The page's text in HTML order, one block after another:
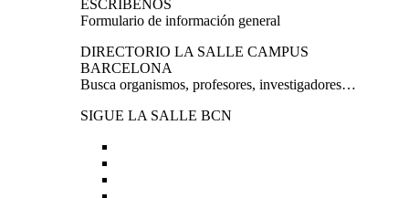
ESCRÍBENOS
Formulario de información general
DIRECTORIO LA SALLE CAMPUS
BARCELONA
Busca organismos, profesores, investigadores…
SIGUE LA SALLE BCN